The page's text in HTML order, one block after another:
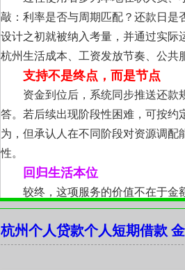
敲：利率是否与周期匹配？还款日是
设计之初就被纳入考量，并通过实际
杭州生活成本、工资发放节奏、公共
支持不是终点，而是节点
资金到位后，系统同步推送还款
答。若后续出现阶段性困难，可按约
为，但承认人在不同阶段对资源调
性。
回归生活本位
较终，这项服务的价值不在于金
容。修好漏水的水管不必犹豫三天，
承诺改变长期财务结构，但愿意为那
杭州个人贷款个人短期借款